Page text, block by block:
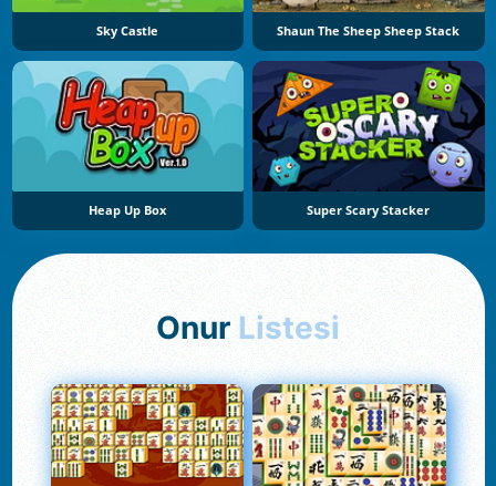
Sky Castle Shaun The Sheep Sheep Stack
Heap Up Box Super Scary Stacker
Onur Listesi